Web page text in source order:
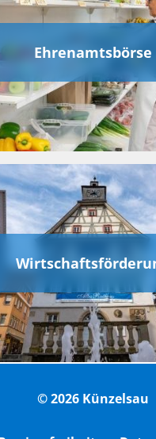
Ehrenamtsbörse
© 2026 Künzelsau